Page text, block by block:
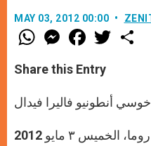
MAY 03, 2012 00:00
W
h
t
s
p
p
M
e
s
e
g
e
F
a
e
b
k
w
Share this Entry
أنطونيو فاليرا فيدال